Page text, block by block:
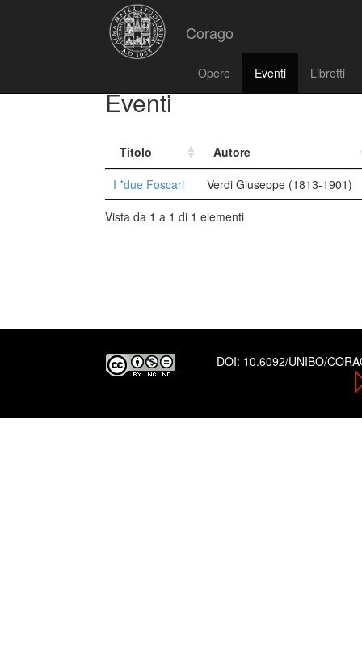
Corago
Opere Eventi Libretti
Eventi
Titolo
Autore
I *due Foscari
Verdi Giuseppe (1813-1901)
Vista da 1 a 1 di 1 elementi
DOI: 10.6092/UNIBO/